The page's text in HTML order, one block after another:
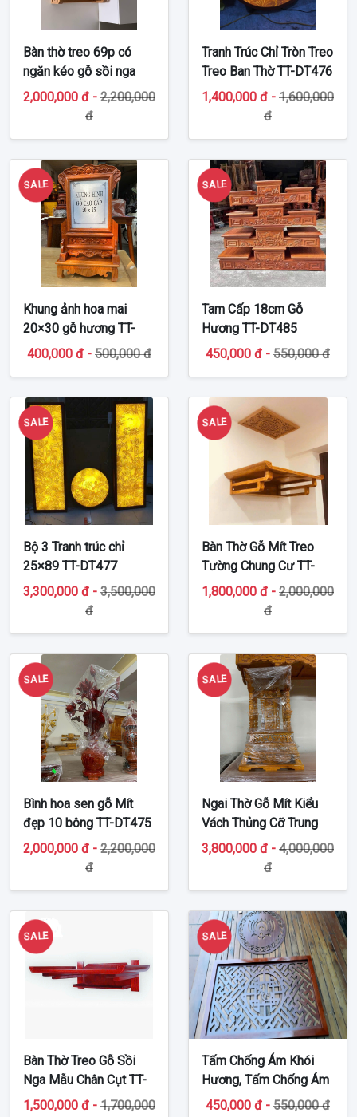
Bàn thờ treo 69p có
ngăn kéo gỗ sồi nga
TT-BTT516
2,000,000 đ - 2,200,000
đ
Tranh Trúc Chỉ Tròn Treo
Treo Ban Thờ TT-DT476
1,400,000 đ - 1,600,000
đ
SALE
Khung ảnh hoa mai
20×30 gỗ hương TT-
DT492
400,000 đ - 500,000 đ
SALE
Tam Cấp 18cm Gỗ
Hương TT-DT485
450,000 đ - 550,000 đ
SALE
Bộ 3 Tranh trúc chỉ
25×89 TT-DT477
3,300,000 đ - 3,500,000
đ
SALE
Bàn Thờ Gỗ Mít Treo
Tường Chung Cư TT-
BTT229
1,800,000 đ - 2,000,000
đ
SALE
Bình hoa sen gỗ Mít
đẹp 10 bông TT-DT475
2,000,000 đ - 2,200,000
đ
SALE
Ngai Thờ Gỗ Mít Kiểu
Vách Thủng Cỡ Trung
TT-DT474
3,800,000 đ - 4,000,000
đ
SALE
Bàn Thờ Treo Gỗ Sồi
Nga Mẫu Chân Cụt TT-
BTT471
1,500,000 đ - 1,700,000
SALE
Tấm Chống Ám Khói
Hương, Tấm Chống Ám
Khói Trần Nhà TT-
450,000 đ - 550,000 đ